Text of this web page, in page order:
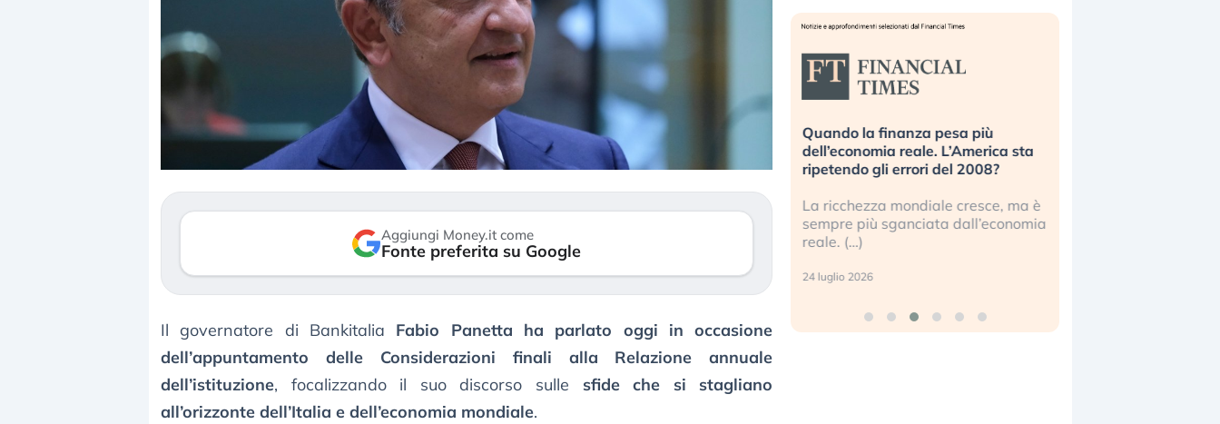
Aggiungi Money.it come
Fonte preferita su Google
Il governatore di Bankitalia Fabio Panetta ha parlato oggi in occasione
dell’appuntamento delle Considerazioni finali alla Relazione annuale
dell’istituzione, focalizzando il suo discorso sulle sfide che si stagliano
all’orizzonte dell’Italia e dell’economia mondiale.
Dalle valutazioni estreme alla
correzione. Cosa sta guidando il
repricing degli asset?
3 agosto 2026
«La mia vita è rovinata». Investitori
in preda al panico dopo lo scoppio
della bolla AI
Kospi, mentre gli investitori retail (…)
30 luglio 2026
Quando la finanza pesa più
dell’economia reale. L’America sta
ripetendo gli errori del 2008?
La ricchezza mondiale cresce, ma è
sempre più sganciata dall’economia
reale. (…)
24 luglio 2026